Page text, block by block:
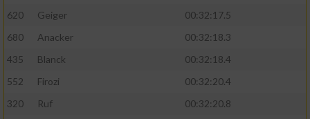
620
Geiger
00:32:17.5
680
Anacker
00:32:18.3
435
Blanck
00:32:18.4
552
Firozi
00:32:20.4
320
Ruf
00:32:20.8